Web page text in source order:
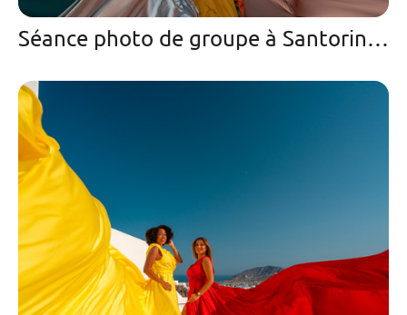
Séance photo de groupe à Santorin, Oia